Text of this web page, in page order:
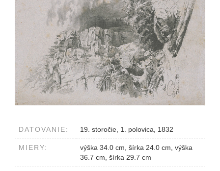
DATOVANIE: 19. storočie, 1. polovica, 1832
MIERY:
výška 34.0 cm, šírka 24.0 cm, výška
36.7 cm, šírka 29.7 cm